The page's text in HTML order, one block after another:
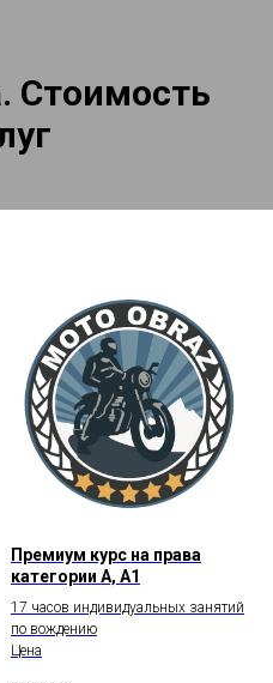
Стоимость
Премиум курс на права
категории А, А1
17 часов индивидуальных занятий
по вождению
Цена